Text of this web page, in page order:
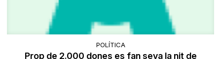
POLÍTICA
Prop de 2.000 dones es fan seva la nit de